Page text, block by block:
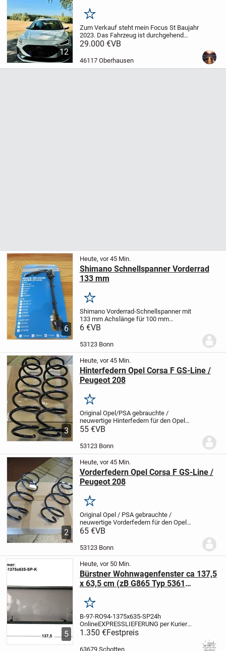
12
Merken
Zum Verkauf steht mein Focus St Baujahr
2023. Das Fahrzeug ist durchgehend
Scheckheft gepflegt und hat vor mir einen
Schiebedach
Vollaussgestattet. Ausstattung:
29.000 €VB
46117 Oberhausen
6
Heute, vor 45 Min.
Shimano Schnellspanner Vorderrad
133 mm
Merken
Shimano Vorderrad-Schnellspanner mit
133 mm Achslänge für 100 mm
Achssystem-Einbaubreite
Warensendung kein Problem !
6 €VB
53123 Bonn
3
Heute, vor 45 Min.
Hinterfedern Opel Corsa F GS-Line /
Peugeot 208
Merken
Original Opel/PSA gebrauchte /
neuwertige Hinterfedern für den Opel
Corsa-F GS-Line mit 96kw/131PS und den
Federn: 1 Rot + 1 Grün + 1 Rot
55 €VB
53123 Bonn
2
Heute, vor 45 Min.
Vorderfedern Opel Corsa F GS-Line /
Peugeot 208
Merken
Original Opel / PSA gebrauchte /
neuwertige Vorderfedern für den Opel
Corsa-F GS-Line mit 96kw/131PS und den
Federn: 1 Gelb + 1 Weiß + 1 Weiß
65 €VB
53123 Bonn
5
Heute, vor 50 Min.
Bürstner Wohnwagenfenster ca 137,5
x 63,5 cm (zB G865 Typ 5361
D399 9701 gebraucht, Sonderpreis
(Heckfenster)
Merken
B-97-RO94-1375x635-SP24h
OnlineEXPRESSLIEFERUNG per Kurier
wenn es sehr schnell gehen muß für 0,99
EUR pro km möglich
Bürstner Wohnwagenfenster ca 137,5 x
1.350 €Festpreis
63679 Schotten